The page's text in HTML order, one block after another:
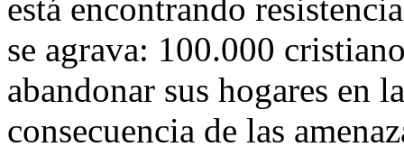
está encontrando
se agrava: 100.000
abandonar sus hogares en
consecuencia de las